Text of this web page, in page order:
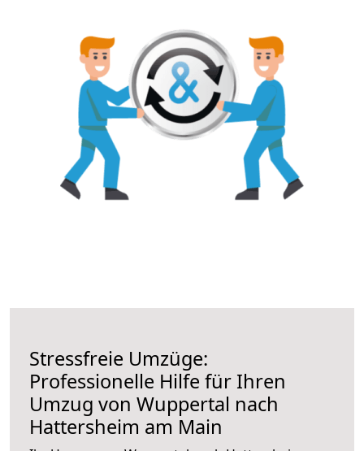
Stressfreie Umzüge:
Professionelle Hilfe für Ihren
Umzug von Wuppertal nach
Hattersheim am Main